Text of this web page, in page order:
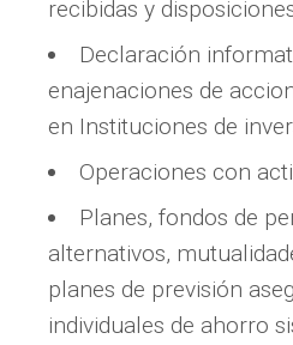
recibidas y
Declaración
enajenaciones de
en Instituciones de
Operaciones con
Planes, fondos de
alternativos,
planes de previsión
individuales de ahorro